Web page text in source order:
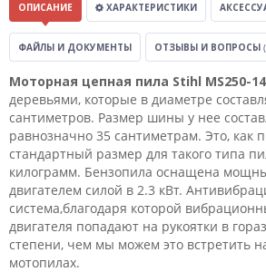
ОПИСАНИЕ ХАРАКТЕРИСТИКИ
ФАЙЛЫ И ДОКУМЕНТЫ ОТЗЫВЫ И ВОПРОСЫ
Моторная цепная пила Stihl MS250-14
деревьями, которые в диаметре
сантиметров. Размер шины у нее
равнозначно 35 сантиметрам. Это, как
стандартный размер для такого типа
килограмм. Бензопила оснащена
двигателем силой в 2.3 кВт.
система,благодаря которой
двигателя попадают на рукоятки в
степени, чем мы можем это встретить
мотопилах.